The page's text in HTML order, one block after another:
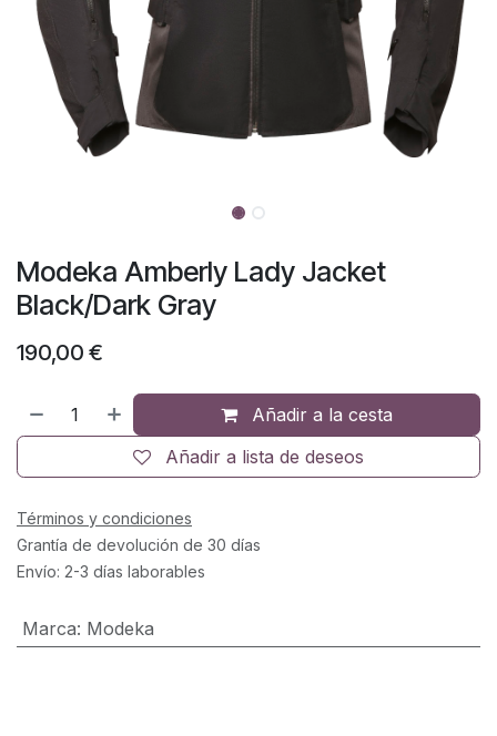
Modeka Amberly Lady Jacket
Black/Dark Gray
190,00 €
Añadir a la cesta
Añadir a lista de deseos
Términos y condiciones
Grantía de devolución de 30 días
Envío: 2-3 días laborables
Marca: Modeka